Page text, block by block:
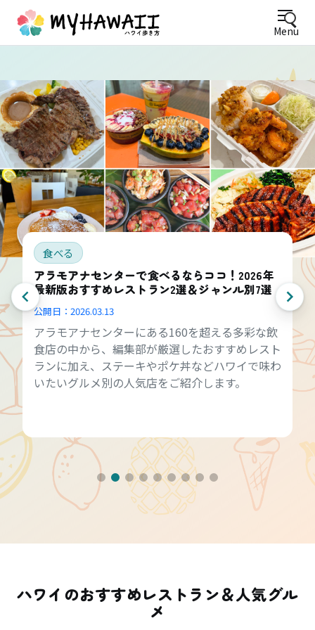
Menu
食べる
アラモアナセンターで食べるならココ！2026年
最新版おすすめレストラン2選＆ジャンル別7選
公開日： 2026.03.13
アラモアナセンターにある160を超える多彩な飲
食店の中から、編集部が厳選したおすすめレスト
ランに加え、ステーキやポケ丼などハワイで味わ
いたいグルメ別の人気店をご紹介します。
ハワイのおすすめレストラン＆人気グル
メ